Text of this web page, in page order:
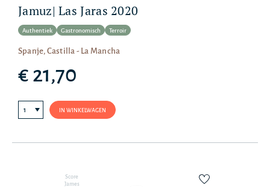
Jamuz| Las Jaras 2020
Authentiek Gastronomisch Terroir
Spanje, Castilla - La Mancha
€ 21,70
IN WINKELWAGEN
Score
James